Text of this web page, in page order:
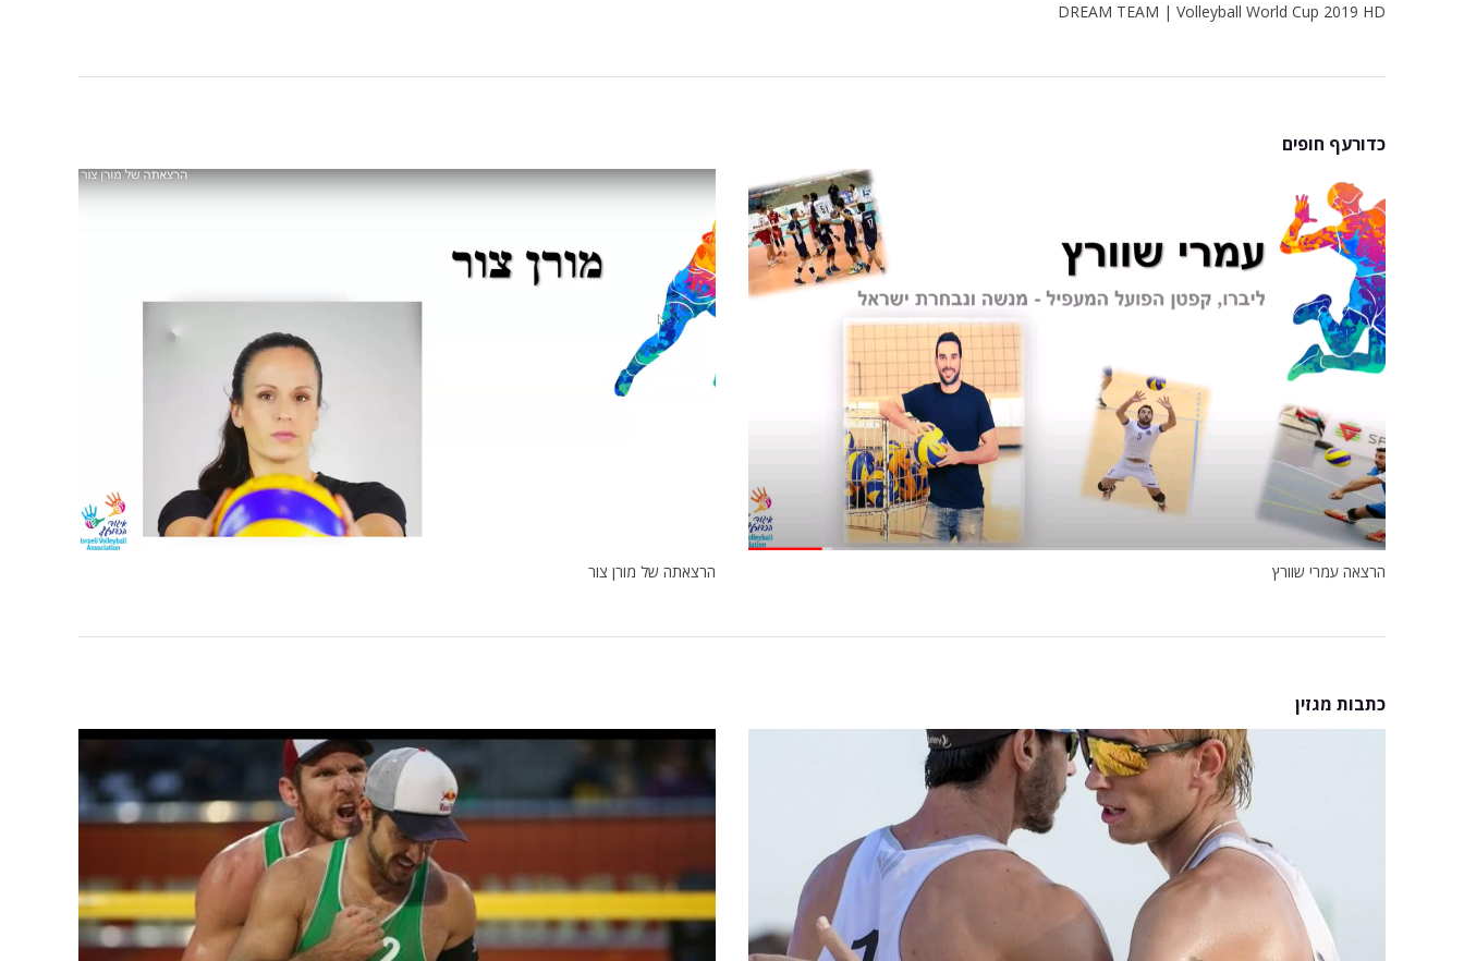
DREAM TEAM | Volleyball World Cup 2019 HD
כדורעף חופים
הרצאה עמרי שוורץ הרצאתה של מורן צור
כתבות מגזין